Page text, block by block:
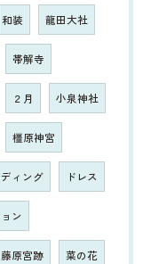
和装 龍田大社
帯解寺
２月 小泉神社
橿原神宮
ィング ドレス
ン
藤原宮跡 菜の花